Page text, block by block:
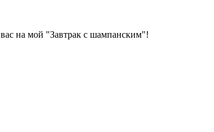
на мой "Завтрак с шампанским"!